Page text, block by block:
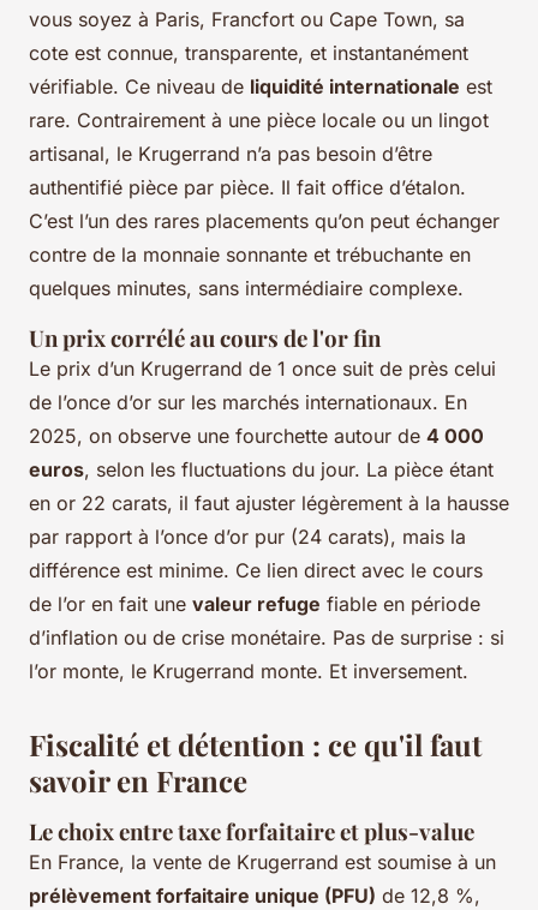
vous soyez à Paris, Francfort ou Cape Town, sa
cote est connue, transparente, et instantanément
vérifiable. Ce niveau de liquidité internationale est
rare. Contrairement à une pièce locale ou un lingot
artisanal, le Krugerrand n’a pas besoin d’être
authentifié pièce par pièce. Il fait office d’étalon.
C’est l’un des rares placements qu’on peut échanger
contre de la monnaie sonnante et trébuchante en
quelques minutes, sans intermédiaire complexe.
Un prix corrélé au cours de l'or fin
Le prix d’un Krugerrand de 1 once suit de près celui
de l’once d’or sur les marchés internationaux. En
2025, on observe une fourchette autour de 4 000
euros, selon les fluctuations du jour. La pièce étant
en or 22 carats, il faut ajuster légèrement à la hausse
par rapport à l’once d’or pur (24 carats), mais la
différence est minime. Ce lien direct avec le cours
de l’or en fait une valeur refuge fiable en période
d’inflation ou de crise monétaire. Pas de surprise : si
l’or monte, le Krugerrand monte. Et inversement.
Fiscalité et détention : ce qu'il faut
savoir en France
Le choix entre taxe forfaitaire et plus-value
En France, la vente de Krugerrand est soumise à un
prélèvement forfaitaire unique (PFU) de 12,8 %,